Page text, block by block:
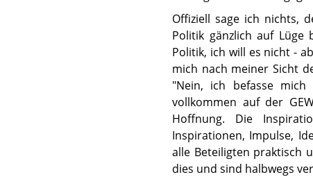
Offiziell sage ich nichts,
Politik gänzlich auf
Politik, ich will es nicht -
mich nach meiner Sicht
"Nein, ich befasse
vollkommen auf der
Hoffnung. Die
Inspirationen, Impulse,
alle Beteiligten praktisch
dies und sind halbwegs